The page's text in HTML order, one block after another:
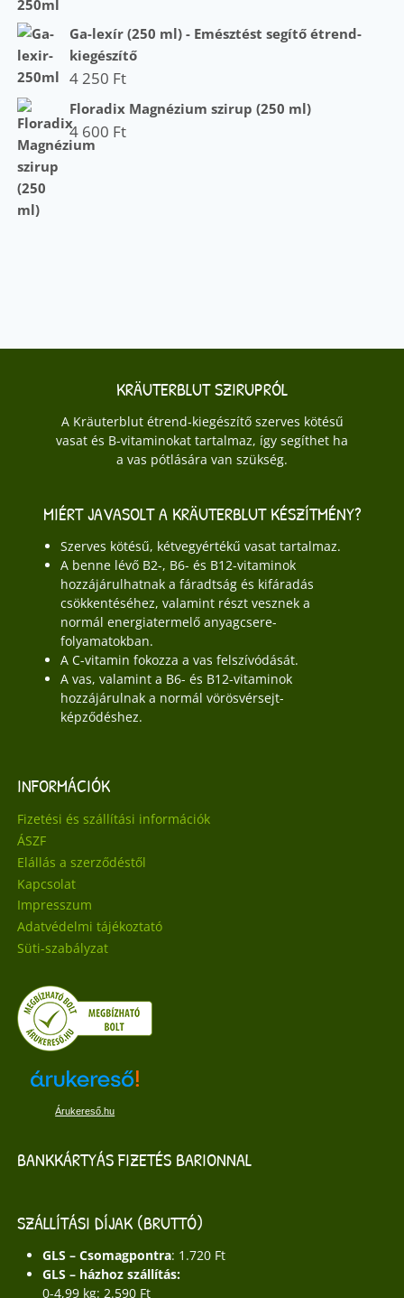
Ga-lexír (250 ml) - Emésztést segítő étrend-
kiegészítő
4 250 Ft
Floradix Magnézium szirup (250 ml)
4 600 Ft
KRÄUTERBLUT SZIRUPRÓL
A Kräuterblut étrend-kiegészítő szerves kötésű
vasat és B-vitaminokat tartalmaz, így segíthet ha
a vas pótlására van szükség.
MIÉRT JAVASOLT A KRÄUTERBLUT KÉSZÍTMÉNY?
Szerves kötésű, kétvegyértékű vasat tartalmaz.
A benne lévő B2-, B6- és B12-vitaminok
hozzájárulhatnak a fáradtság és kifáradás
csökkentéséhez, valamint részt vesznek a
normál energiatermelő anyagcsere-
folyamatokban.
A C-vitamin fokozza a vas felszívódását.
A vas, valamint a B6- és B12-vitaminok
hozzájárulnak a normál vörösvérsejt-
képződéshez.
INFORMÁCIÓK
Fizetési és szállítási információk
ÁSZF
Elállás a szerződéstől
Kapcsolat
Impresszum
Adatvédelmi tájékoztató
Süti-szabályzat
Árukereső.hu
BANKKÁRTYÁS FIZETÉS BARIONNAL
SZÁLLÍTÁSI DÍJAK (BRUTTÓ)
GLS – Csomagpontra: 1.720 Ft
GLS – házhoz szállítás:
0-4,99 kg: 2.590 Ft